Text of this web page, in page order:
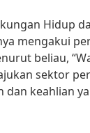
Hidup
mengakui
beliau,
sektor
keahlian